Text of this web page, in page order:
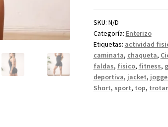
SKU: N/D
Categoría: Enterizo
Etiquetas: actividad
caminata, chaqueta,
faldas, fisico, fitness,
deportiva, jacket,
Short, sport, top, trotar